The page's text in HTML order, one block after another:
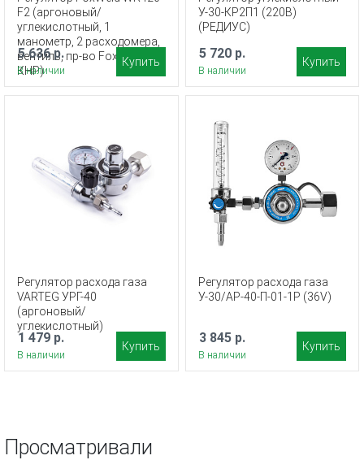
F2 (аргоновый/
углекислотный, 1
манометр, 2 расходомера,
вентиль, пр-во FoxWeld/
КНР)
5 636 р.
В наличии
Купить
У-30-КР2П1 (220В)
(РЕДИУС)
5 720 р.
В наличии
Купить
Регулятор расхода газа
VARTEG УРГ-40
(аргоновый/
углекислотный)
1 479 р.
В наличии
Купить
Регулятор расхода газа
У-30/АР-40-П-01-1Р (36V)
3 845 р.
В наличии
Купить
Просматривали